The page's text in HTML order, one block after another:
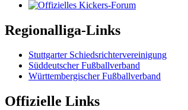
Regionalliga-Links
Stuttgarter Schiedsrichtervereinigung
Süddeutscher Fußballverband
Württembergischer Fußballverband
Offizielle Links